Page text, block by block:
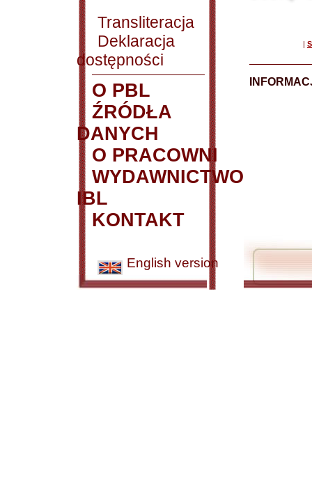
Transliteracja
Deklaracja
dostępności
O PBL
ŹRÓDŁA
DANYCH
O PRACOWNI
WYDAWNICTWO
IBL
KONTAKT
English version
|